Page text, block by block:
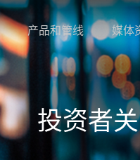
产品和管线 媒体
投资者